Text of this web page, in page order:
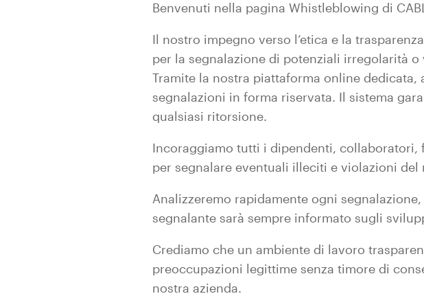
Benvenuti nella pagina Whistleblowing di
Il nostro impegno verso l’etica e la
per la segnalazione di potenziali irregolarità
Tramite la nostra piattaforma online
segnalazioni in forma riservata. Il sistema
qualsiasi ritorsione.
Incoraggiamo tutti i dipendenti,
per segnalare eventuali illeciti e violazioni
Analizzeremo rapidamente ogni
segnalante sarà sempre informato sugli
Crediamo che un ambiente di lavoro
preoccupazioni legittime senza timore di
nostra azienda.